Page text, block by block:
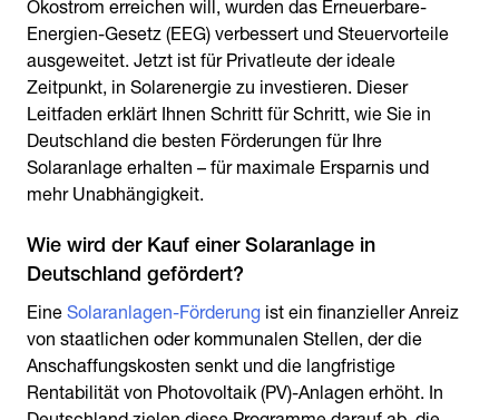
Ökostrom erreichen will, wurden das Erneuerbare-
Energien-Gesetz (EEG) verbessert und Steuervorteile
ausgeweitet. Jetzt ist für Privatleute der ideale
Zeitpunkt, in Solarenergie zu investieren. Dieser
Leitfaden erklärt Ihnen Schritt für Schritt, wie Sie in
Deutschland die besten Förderungen für Ihre
Solaranlage erhalten – für maximale Ersparnis und
mehr Unabhängigkeit.
Wie wird der Kauf einer Solaranlage in
Deutschland gefördert?
Eine Solaranlagen-Förderung ist ein finanzieller Anreiz
von staatlichen oder kommunalen Stellen, der die
Anschaffungskosten senkt und die langfristige
Rentabilität von Photovoltaik (PV)-Anlagen erhöht. In